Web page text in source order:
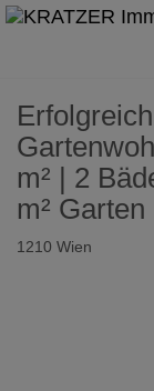
m² | 2
m² Garten
1210 Wien